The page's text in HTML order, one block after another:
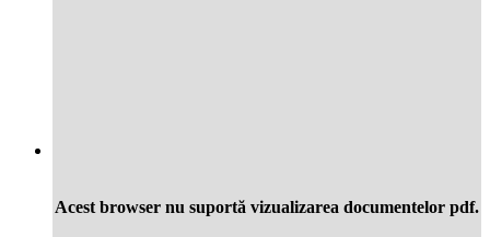
Acest browser nu suportă vizualizarea documentelor pdf.